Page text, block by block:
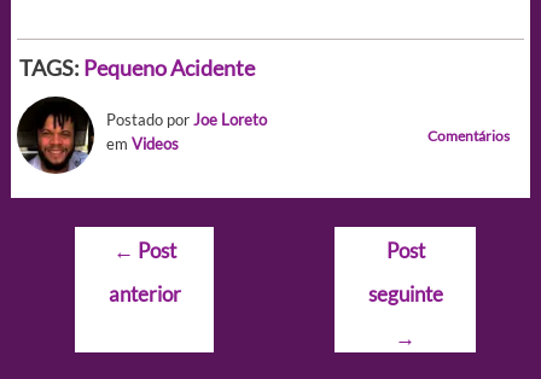
TAGS: Pequeno Acidente
Postado porJoe Loreto
em Videos Comentários
Navegação
Post
← Post
anterior
Post
seguinte
→